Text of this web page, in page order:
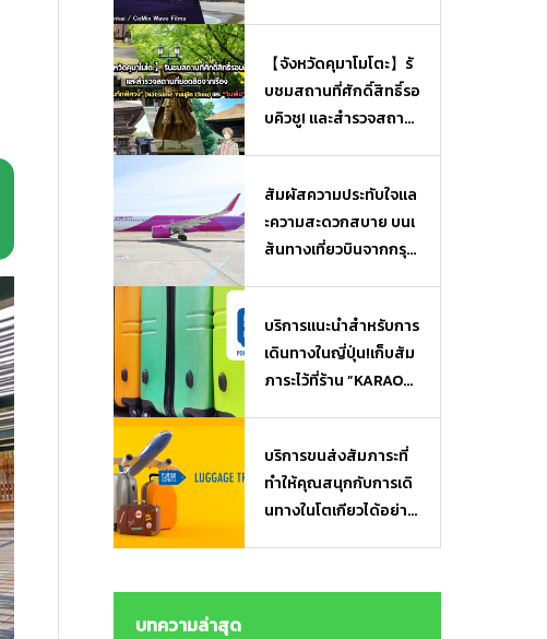
meters Per Second)
【จังหวัดคุมาโมโตะ】รั
บชมสถานที่ศักดิ์สิทธิ์รอ
บคิวชู! และสำรวจสถาน
atsume Yuujin Chou)
และ “วันพีซ” (One Piec
e)
สัมผัสความประทับใจแล
ะความสะดวกสบาย บนเ
ส้นทางเที่ยวบินจากกรุงเ
บริการแนะนำสำหรับการ
เดินทางในญี่ปุ่น!เก็บสัม
ภาระไว้ที่ร้าน ”KARAOK
ต้องหิ้วของ♪ บริการฝา
กสัมภาระ Luggage Sto
rage
บริการขนส่งสัมภาระที่
ทำให้คุณสนุกกับการเดิ
นทางในโตเกียวได้อย่างเ
ไม่ต้องถือของ ! Lugga
บทความล่าสุด